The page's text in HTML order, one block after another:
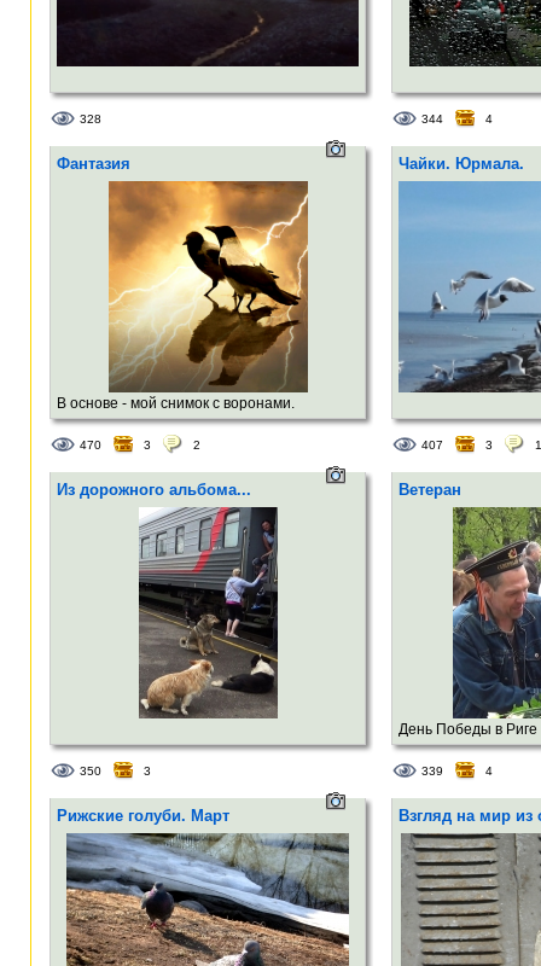
328 344 4
Фантазия
В основе - мой снимок с воронами.
Обработано в графическом редакторе под
Android.
470 3 2
Чайки. Юрмала.
407 3 1
Из дорожного альбома...
350 3
Ветеран
День Победы в Риге
339 4
Рижские голуби. Март Взгляд на мир из